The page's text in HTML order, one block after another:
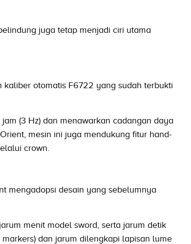
juga tetap menjadi ciri utama
kaliber otomatis F6722 yang sudah terbukti
(3 Hz) dan menawarkan cadangan daya
mesin ini juga mendukung fitur hand-
crown.
mengadopsi desain yang sebelumnya
menit model sword, serta jarum detik
dan jarum dilengkapi lapisan lume